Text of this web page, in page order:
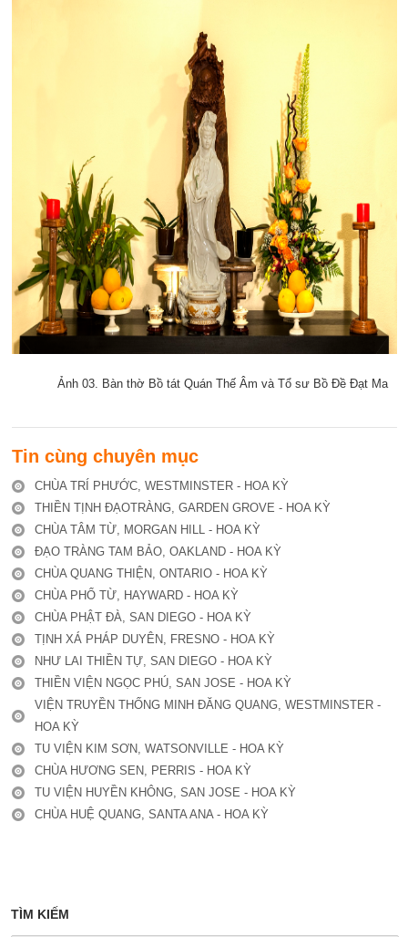
Ảnh 03. Bàn thờ Bồ tát Quán Thế Âm và Tổ sư Bồ Đề Đạt Ma
Tin cùng chuyên mục
CHÙA TRÍ PHƯỚC, WESTMINSTER - HOA KỲ
THIỀN TỊNH ĐẠOTRÀNG, GARDEN GROVE - HOA KỲ
CHÙA TÂM TỪ, MORGAN HILL - HOA KỲ
ĐẠO TRÀNG TAM BẢO, OAKLAND - HOA KỲ
CHÙA QUANG THIỆN, ONTARIO - HOA KỲ
CHÙA PHỔ TỪ, HAYWARD - HOA KỲ
CHÙA PHẬT ĐÀ, SAN DIEGO - HOA KỲ
TỊNH XÁ PHÁP DUYÊN, FRESNO - HOA KỲ
NHƯ LAI THIỀN TỰ, SAN DIEGO - HOA KỲ
THIỀN VIỆN NGỌC PHÚ, SAN JOSE - HOA KỲ
VIỆN TRUYỀN THỐNG MINH ĐĂNG QUANG, WESTMINSTER -
HOA KỲ
TU VIỆN KIM SƠN, WATSONVILLE - HOA KỲ
CHÙA HƯƠNG SEN, PERRIS - HOA KỲ
TU VIỆN HUYỀN KHÔNG, SAN JOSE - HOA KỲ
CHÙA HUỆ QUANG, SANTA ANA - HOA KỲ
TÌM KIẾM